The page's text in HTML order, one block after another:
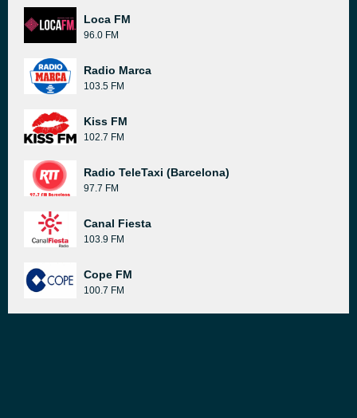
Loca FM
96.0 FM
Radio Marca
103.5 FM
Kiss FM
102.7 FM
Radio TeleTaxi (Barcelona)
97.7 FM
Canal Fiesta
103.9 FM
Cope FM
100.7 FM